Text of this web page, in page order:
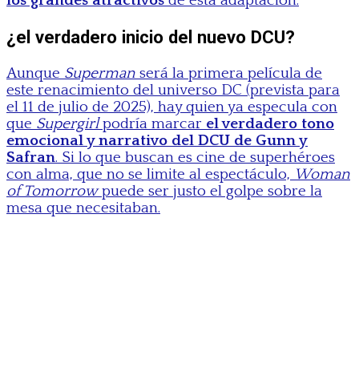
¿el verdadero inicio del nuevo DCU?
Aunque Superman será la primera película de
este renacimiento del universo DC (prevista para
el 11 de julio de 2025), hay quien ya especula con
que Supergirlpodría marcar el verdadero tono
emocional y narrativo del DCU de Gunn y
Safran. Si lo que buscan es cine de superhéroes
con alma, que no se limite al espectáculo, Woman
of Tomorrowpuede ser justo el golpe sobre la
mesa que necesitaban.